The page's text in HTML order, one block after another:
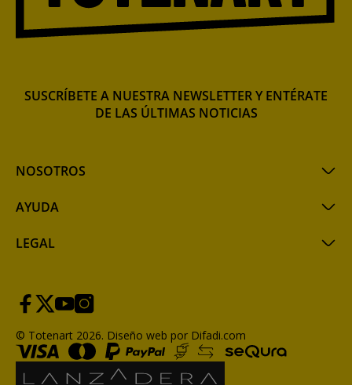
NOSOTROS
AYUDA
LEGAL
SUSCRÍBETE A NUESTRA NEWSLETTER Y ENTÉRATE
DE LAS ÚLTIMAS NOTICIAS
© Totenart 2026. Diseño web por Difadi.com